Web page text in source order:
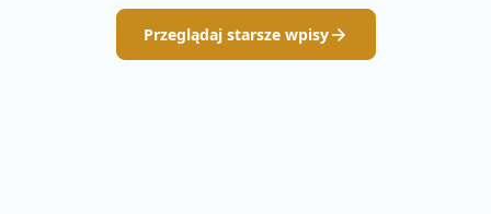
Przeglądaj starsze wpisy